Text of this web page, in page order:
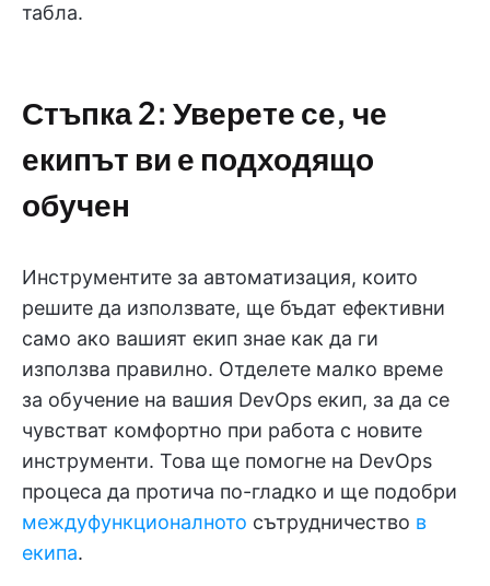
табла.
Стъпка 2: Уверете се, че
екипът ви е подходящо
обучен
Инструментите за автоматизация, които
решите да използвате, ще бъдат ефективни
само ако вашият екип знае как да ги
използва правилно. Отделете малко време
за обучение на вашия DevOps екип, за да се
чувстват комфортно при работа с новите
инструменти. Това ще помогне на DevOps
процеса да протича по-гладко и ще подобри
междуфункционалното сътрудничество в
екипа.